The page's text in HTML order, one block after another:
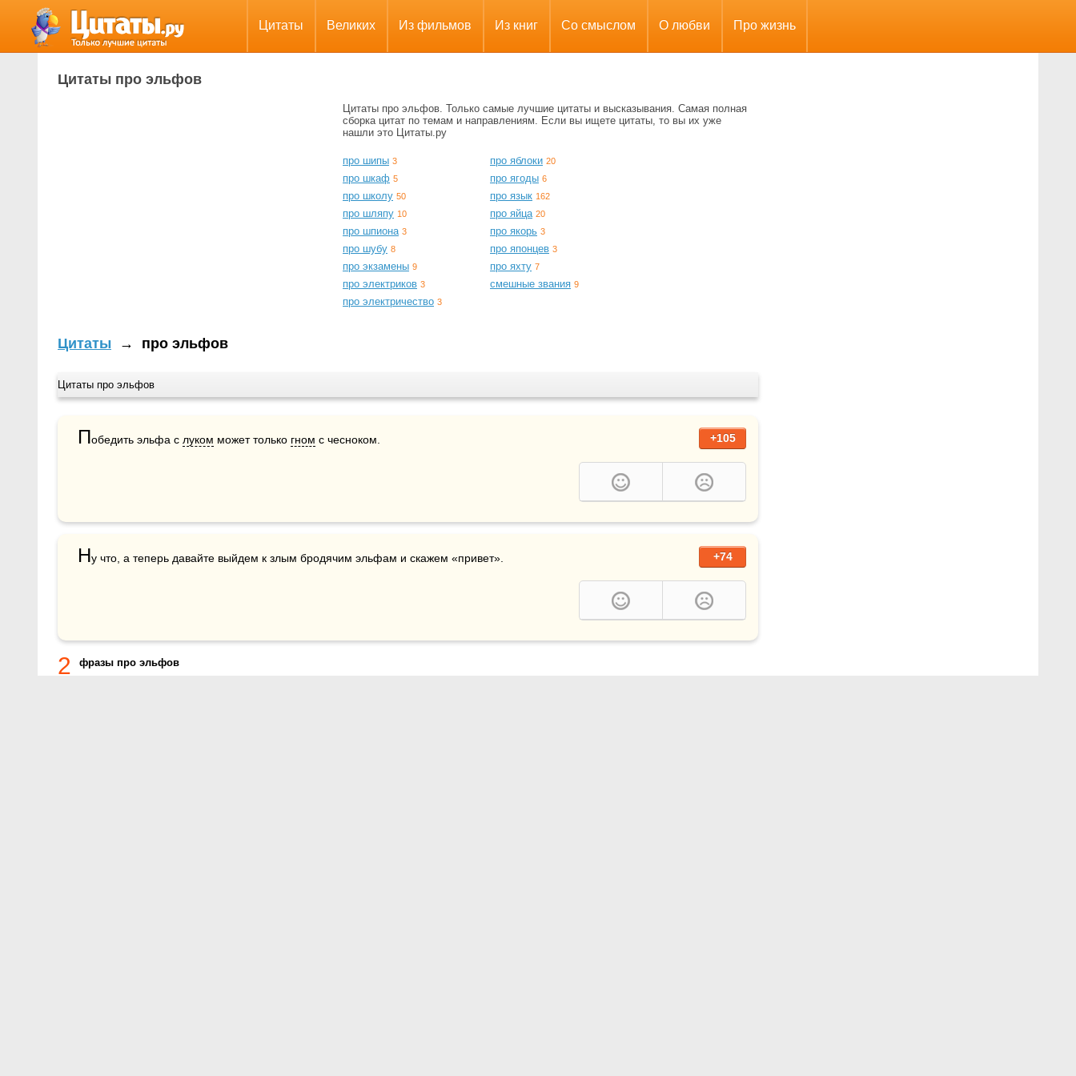
Цитаты Великих Из фильмов Из книг Со смыслом О любви Про жизнь
Цитаты про эльфов
Цитаты про эльфов. Только самые лучшие цитаты и высказывания. Самая полная
сборка цитат по темам и направлениям. Если вы ищете цитаты, то вы их уже
нашли это Цитаты.ру
про шипы 3
про шкаф 5
про школу 50
про шляпу 10
про шпиона 3
про шубу 8
про экзамены 9
про электриков 3
про электричество 3
про яблоки 20
про ягоды 6
про язык 162
про яйца 20
про якорь 3
про японцев 3
про яхту 7
смешные звания 9
Цитаты → про эльфов
Цитаты про эльфов
+105
Победить эльфа с луком может только гном с чесноком.
+74
Ну что, а теперь давайте выйдем к злым бродячим эльфам и скажем «привет».
2 фразы про эльфов